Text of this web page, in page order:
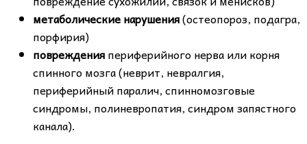
метаболические нарушения(остеопороз, подагра,
порфирия)
поврежденияпериферийного нерва или корня
спинного мозга (неврит, невралгия,
периферийный паралич, спинномозговые
синдромы, полиневропатия, синдром запястного
канала).